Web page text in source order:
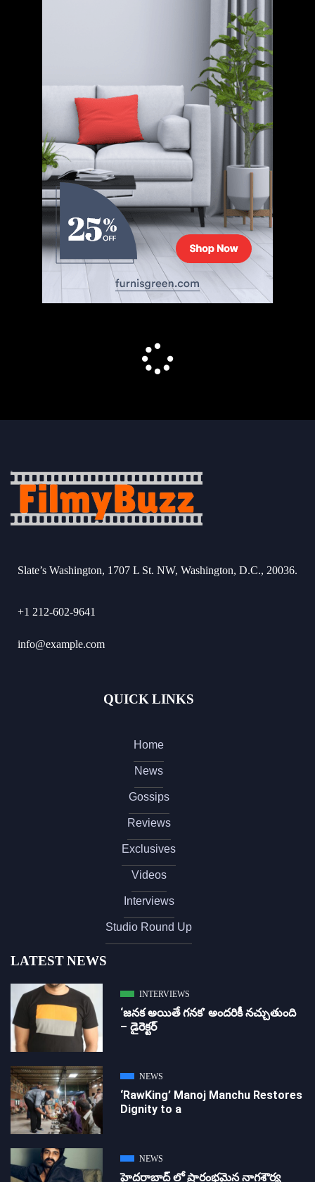
Slate’s Washington, 1707 L St. NW, Washington, D.C., 20036.
+1 212-602-9641
info@example.com
QUICK LINKS
Home
News
Gossips
Reviews
Exclusives
Videos
Interviews
Studio Round Up
LATEST NEWS
INTERVIEWS
‘జ‌న‌క అయితే గ‌న‌క‌’ అందరికీ నచ్చుతుంది
– డైరెక్ట‌ర్
NEWS
‘RawKing’ Manoj Manchu Restores
Dignity to a
NEWS
హైదరాబాద్ లో ప్రారంభమైన నాగశౌర్య